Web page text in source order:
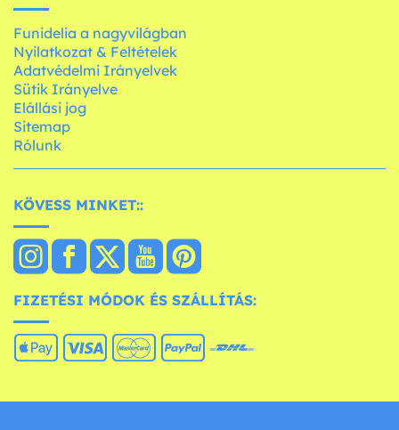
Funidelia a nagyvilágban
Nyilatkozat & Feltételek
Adatvédelmi Irányelvek
Sütik Irányelve
Elállási jog
Sitemap
Rólunk
KÖVESS MINKET::
FIZETÉSI MÓDOK ÉS SZÁLLÍTÁS: